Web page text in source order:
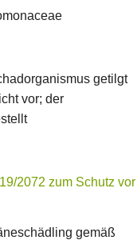
getilgt
vor; der
2072 zum Schutz vor
gemäß